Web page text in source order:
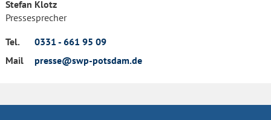
Stefan Klotz
Pressesprecher
Tel.
0331 - 661 95 09
Mail
presse@swp-potsdam.de